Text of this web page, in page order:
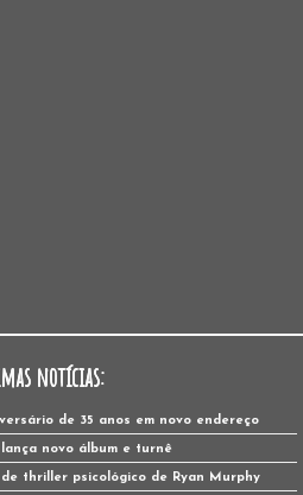
notícias:
de 35 anos em novo endereço
novo álbum e turnê
thriller psicológico de Ryan Murphy